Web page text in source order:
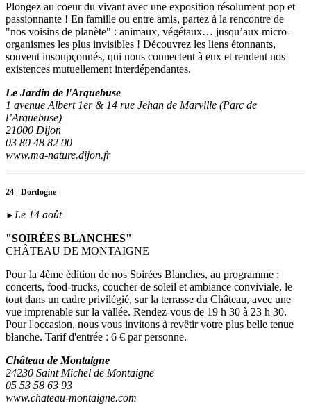
Plongez au coeur du vivant avec une exposition résolument pop et
passionnante ! En famille ou entre amis, partez à la rencontre de
"nos voisins de planète" : animaux, végétaux… jusqu’aux micro-
organismes les plus invisibles ! Découvrez les liens étonnants,
souvent insoupçonnés, qui nous connectent à eux et rendent nos
existences mutuellement interdépendantes.
Le Jardin de l'Arquebuse
1 avenue Albert 1er & 14 rue Jehan de Marville (Parc de
l’Arquebuse)
21000 Dijon
03 80 48 82 00
www.ma-nature.dijon.fr
24 - Dordogne
► Le 14 août
"SOIRÉES BLANCHES"
CHÂTEAU DE MONTAIGNE
Pour la 4ème édition de nos Soirées Blanches, au programme :
concerts, food-trucks, coucher de soleil et ambiance conviviale, le
tout dans un cadre privilégié, sur la terrasse du Château, avec une
vue imprenable sur la vallée. Rendez-vous de 19 h 30 à 23 h 30.
Pour l'occasion, nous vous invitons à revêtir votre plus belle tenue
blanche. Tarif d'entrée : 6 € par personne.
Château de Montaigne
24230 Saint Michel de Montaigne
05 53 58 63 93
www.chateau-montaigne.com